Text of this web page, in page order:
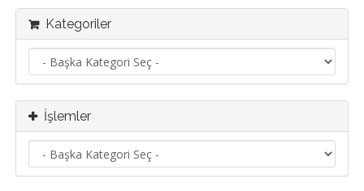
Kategoriler
İşlemler